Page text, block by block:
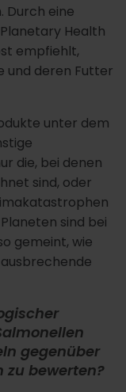
Durch eine
Health
empfiehlt,
und deren Futter
unter dem
die, bei denen
sind, oder
sind bei
gemeint, wie
gegenüber
zu bewerten?